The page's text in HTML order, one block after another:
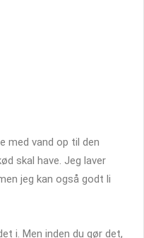
med vand op til den
skal have. Jeg laver
jeg kan også godt li
i. Men inden du gør det,